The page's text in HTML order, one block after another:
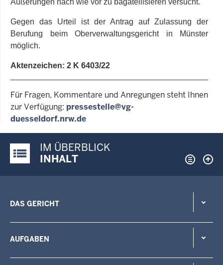
Gegen das Urteil ist der Antrag auf Zulassung der
Berufung beim Oberverwaltungsgericht in Münster
möglich.
Aktenzeichen: 2 K 6403/22
Für Fragen, Kommentare und Anregungen steht Ihnen
zur Verfügung: pressestelle@vg-
duesseldorf.nrw.de
Justiz-Portal im Überblick:
IM ÜBERBLICK
INHALT
DAS GERICHT
AUFGABEN